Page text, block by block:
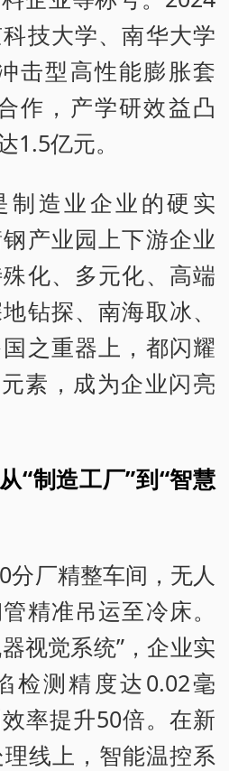
技大学、南华大学
击型高性能膨胀套
作，产学研效益凸
1.5亿元。
制造业企业的硬实
产业园上下游企业
化、多元化、高端
钻探、南海取冰、
之重器上，都闪耀
素，成为企业闪亮
“制造工厂”到“智慧
分厂精整车间，无人
精准吊运至冷床。
视觉系统”，企业实
检测精度达0.02毫
率提升50倍。在新
线上，智能温控系